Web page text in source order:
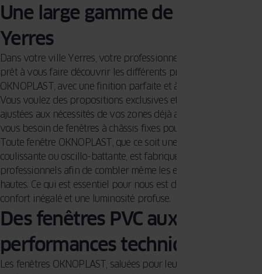
Une large gamme de fenêtres à
Yerres
Dans votre ville Yerres, votre professionnel OKNOPLAST est
prêt à vous faire découvrir les différents produits offerts par
OKNOPLAST, avec une finition parfaite et à un prix accessible.
Vous voulez des propositions exclusives et/ou totalement
ajustées aux nécessités de vos zones déjà aménagées ? Avez-
vous besoin de fenêtres à châssis fixes pour votre projet ?
Toute fenêtre OKNOPLAST, que ce soit une version battante,
coulissante ou oscillo-battante, est fabriquée par des
professionnels afin de combler même les exigences les plus
hautes. Ce qui est essentiel pour nous est de vous garantir un
confort inégalé et une luminosité profuse.
Des fenêtres PVC aux hautes
performances techniques
Les fenêtres OKNOPLAST, saluées pour leur haut niveau de